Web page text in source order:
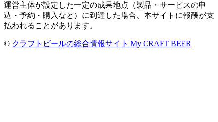
運営主体が設定した一定の成果地点（製品・サービスの申
込・予約・購入など）に到達した場合、本サイトに報酬が支
払われることがあります。
© クラフトビールの総合情報サイト My CRAFT BEER